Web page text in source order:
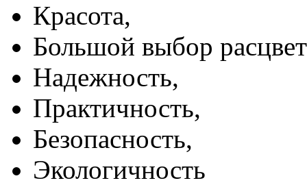
Красота,
Большой выбор
Надежность,
Практичность,
Безопасность,
Экологичность